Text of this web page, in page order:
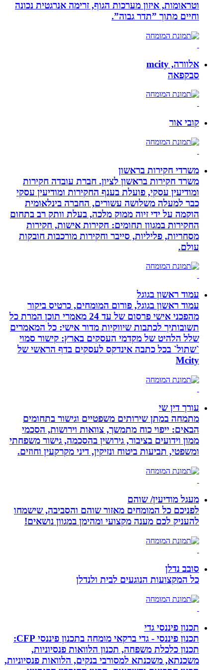
וטראומות, איזון מערכות הגוף, זרימה אנרגטית נכונה
וחיים מתוך ”תדר גבוה”.
אלוורה, mcity
סבקפאה
קובי אור
משרדי חקירות בראשון
משרד חקירות בראשון לציון. חברת עובדה חקירות
ומודיעין עסקי, פועלת בענף החקירות ומודיעין עסקי
כבר למעלה משלושה עשורים, החברה בינלאומית
הוקמה על ידי זיוה ממוק מלכה, בעלת וותק רב בתחום
החקירות במגוון תחומים: חקירות אישות, חקירות
מסחריות, פליליות, סייבר וחקירות מורכבות חובקות
עולם.
עמוד ראשון בגוגל
עמוד ראשון בגוגל, פורום המומחים, כרטיס ביקור
מהפכני אישי פרסום של עד 24 מאמרי תוכן המרת כל
תשובותיך לכתבות שיווקיות מדור אישי: כל המאמרים
שלל הלהיט של מקדמי העסקים בארץ: קישור סמוי
`שתול` בכל כתבה אינדקס לעסקים בדף הראשי של
Mcity
עורך דין שי
מתמחה במתן שירותים משפטיים וגישור בתחומים
הבאים: ייפוי כוח מתמשך, צוואות וירושות, הסכמי
ממון וידועים בציבור, גירושין בהסכמה, גישור משפחתי
ומשפטי, תביעות ביטוח ונזיקין, דיני מקרקעין וחוזים.
מעגל מודיעין/ שוהם
לפניכם כל המומחים מאזור שוהם והסביבה, שישמחו
להעניק לכם מענה מקצועי ומהימן במגוון נושאים!
סובב נדלן
כל המקצועות הנוגעים לבית ולנדלן
תכנון פיננסי גדי
תכנון פיננסי - גדי ברקאי מומחה בתכנון פיננסי CFP:
תכנון כלכלת משפחה, תכנון הלוואות פנסיוניות,
משכנתא, משכנתא למסורבי בנקים, הלוואות פנסיוניות,